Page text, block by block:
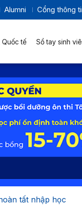
Alumni Cổng thông
Quốc tế Sổ tay sinh
tất nhập học